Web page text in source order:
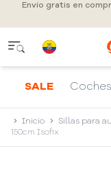
Envío gratis en
SALE Coches
Inicio Sillas para
150cm Isofix